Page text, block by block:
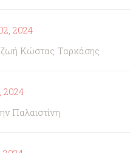
2024
Κώστας Ταρκάσης
2024
Παλαιστίνη